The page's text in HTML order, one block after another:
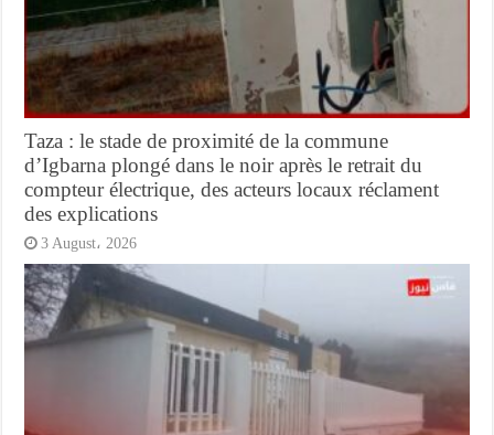
Taza : le stade de proximité de la commune
d’Igbarna plongé dans le noir après le retrait du
compteur électrique, des acteurs locaux réclament
des explications
3 August، 2026